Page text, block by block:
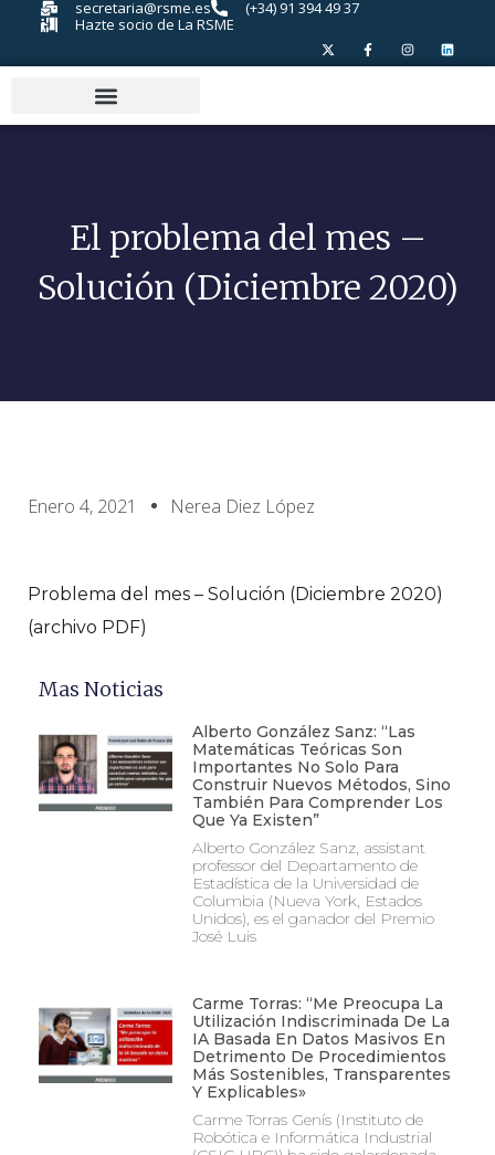
secretaria@rsme.es
(+34) 91 394 49 37
Hazte socio de La RSME
El problema del mes –
Solución (Diciembre 2020)
Enero 4, 2021 Nerea Diez López
Problema del mes – Solución (Diciembre 2020)
(archivo PDF)
Mas Noticias
Alberto González Sanz: “Las
Matemáticas Teóricas Son
Importantes No Solo Para
Construir Nuevos Métodos, Sino
También Para Comprender Los
Que Ya Existen”
Alberto González Sanz, assistant
professor del Departamento de
Estadística de la Universidad de
Columbia (Nueva York, Estados
Unidos), es el ganador del Premio
José Luis
Carme Torras: “Me Preocupa La
Utilización Indiscriminada De La
IA Basada En Datos Masivos En
Detrimento De Procedimientos
Más Sostenibles, Transparentes
Y Explicables»
Carme Torras Genís (Instituto de
Robótica e Informática Industrial